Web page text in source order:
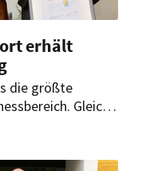
erhält
die größte
Gleich